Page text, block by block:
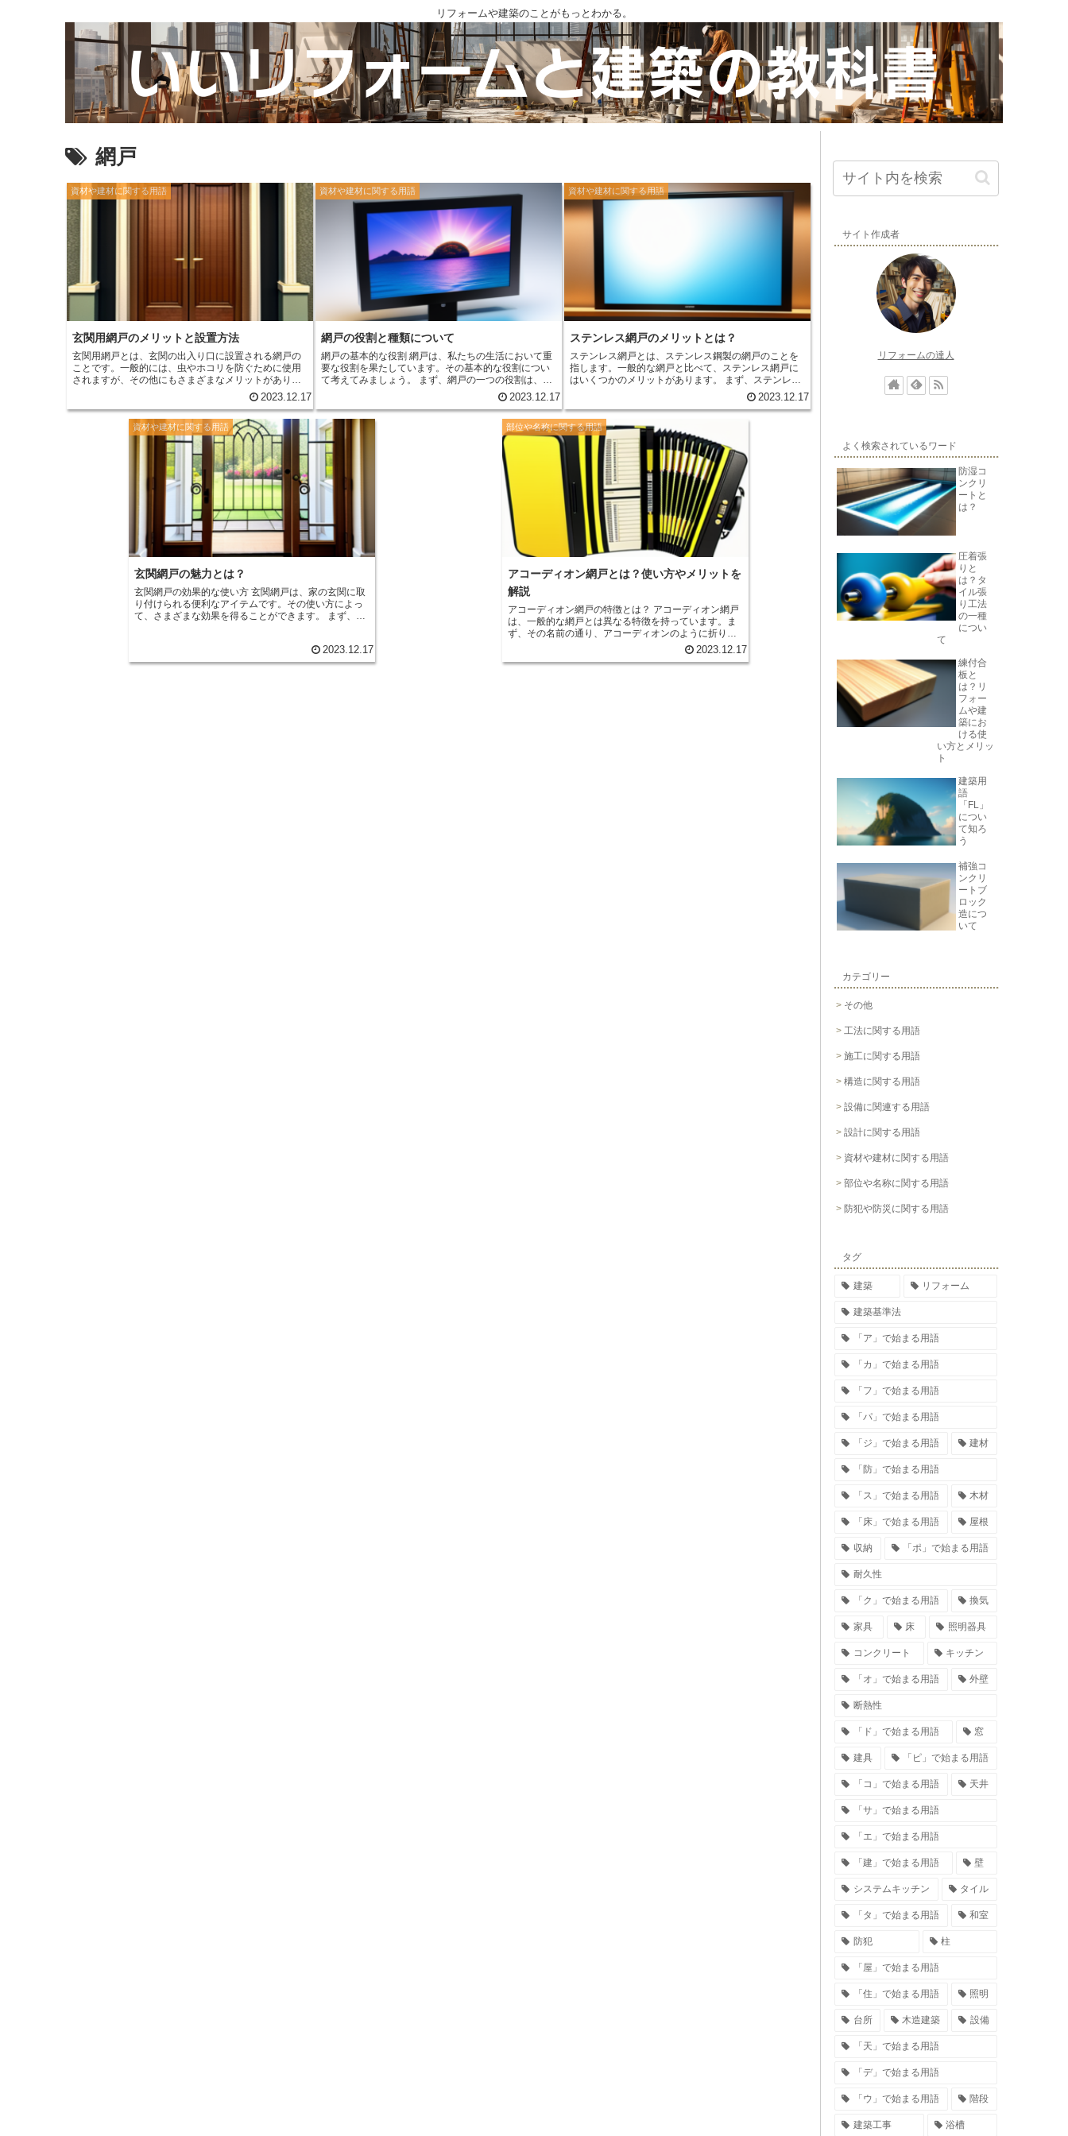
リフォームや建築のことがもっとわかる。
網戸
資材や建材に関する用語
玄関用網戸のメリットと設置方法
玄関用網戸とは、玄関の出入り口に設置される網戸の
ことです。一般的には、虫やホコリを防ぐために使用
されますが、その他にもさまざまなメリットがありま
ます。夏場には涼しい風を取り入れることができ、室
内の換気にも役立ちます。また、冬場には暖房効果を
最大限に引き出すことができます。玄関用網戸を設置
することで、室内の空気が循環し、快適な環境を作る
面でも優れています。ドアを開けたままで外部とのコ
ミュニケーションを取ることができるため、訪問者を
確認することができます。また、防犯対策としても有
効であり、不審者を防ぐことができます。 玄関用網戸
の設置方法は比較的簡単です。まず、網戸の寸法を測
り、必要なサイズにカットします。次に、網戸のフレ
ームを取り付けるための金具を取り付けます。最後
に、網戸をフレームに取り付け、しっかりと固定しま
す。設置が完了したら、開閉のスムーズさや網戸の強
度を確認しましょう。 玄関用網戸は、快適な室内環境
を作り出すだけでなく、セキュリティ面でも優れてい
ます。設置方法も比較的簡単であり、自分で取り付け
ることも可能です。是非、玄関用網戸を導入して、快
適で安全な生活を送ってみてください。
2023.12.17
資材や建材に関する用語
網戸の役割と種類について
網戸の基本的な役割 網戸は、私たちの生活において重
要な役割を果たしています。その基本的な役割につい
て考えてみましょう。 まず、網戸の一つの役割は、虫
や害獣を外部に防ぐことです。夏の季節になると、窓
を開けて風を入れたいと思うことがありますが、同時
に虫が入ってくる可能性もあります。網戸は、風を通
すことができない虫や害獣を外部に防ぐバリアとなり
ます。これによって、快適な風を楽しむことができる
だけでなく、虫による不快な体験を避けることができ
ます。 また、網戸は風通しを良くする役割も果たして
います。窓を開けて風を入れる際に、網戸があること
で風の通り道が確保されます。これによって、室内の
空気が循環し、湿気や臭いを排出することができま
す。特に夏の暑い日には、網戸を通して心地よい風を
取り入れることで、室内の涼しさを保つことができま
す。 さらに、網戸は安全性を高める役割も果たしてい
ます。例えば、小さな子供やペットが窓から外に出て
しまうことを防ぐために、網戸が設置されていること
があります。これによって、窓を開けていても安心し
ありますが、基本的な役割は共通しています。快適な
風を取り入れながら、虫や害獣を外部に防ぎ、安全性
を高めることができるのです。網戸の存在は、私たち
の生活をより快適で安全なものにしてくれます。
2023.12.17
資材や建材に関する用語
ステンレス網戸のメリットとは？
ステンレス網戸とは、ステンレス鋼製の網戸のことを
指します。一般的な網戸と比べて、ステンレス網戸に
はいくつかのメリットがあります。 まず、ステンレス
網戸は非常に耐久性があります。ステンレス鋼は錆び
にくく、長期間使用しても劣化しにくいため、網戸と
しての寿命が長くなります。また、ステンレス網戸は
強度も高く、風や衝撃にも耐えることができます。こ
れにより、長期間安心して使用することができます。
さらに、ステンレス網戸はメンテナンスが簡単です。
一般的な網戸は錆びやすく、定期的なメンテナンスが
必要ですが、ステンレス網戸は錆びにくいため、メン
テナンスの頻度が低くなります。また、汚れも簡単に
落とすことができるため、清潔な状態を保つことがで
きます。 さらに、ステンレス網戸は見た目も美しいで
す。ステンレス鋼は光沢があり、高級感があります。
そのため、ステンレス網戸を取り付けることで、建物
の外観を引き立てることができます。また、ステンレ
ス網戸は透明度も高く、室内の明るさを損なわずに風
通しを確保することができます。 最後に、ステンレス
網戸は防犯性にも優れています。ステンレス鋼は強度
ことができます。また、ステンレス網戸は通気性があ
り、室内の換気を確保することができます。これによ
り、安全性と快適性を両立させることができます。 以
スの簡便さ、美しい外観、防犯性といったメリットが
あります。これらの特徴を活かして、快適で安全な住
2023.12.17
資材や建材に関する用語
玄関網戸の魅力とは？
玄関網戸の効果的な使い方 玄関網戸は、家の玄関に取
り付けられる便利なアイテムです。その使い方によっ
て、さまざまな効果を得ることができます。 まず、玄
ことができます。これにより、室内の空気が循環し、
涼しい風が入ってくるため、エアコンの使用を抑える
2023.12.17
部位や名称に関する用語
アコーディオン網戸とは？使い方やメリットを
解説
アコーディオン網戸の特徴とは？ アコーディオン網戸
は、一般的な網戸とは異なる特徴を持っています。ま
ず、その名前の通り、アコーディオンのように折りた
たむことができる点が特徴的です。これにより、網戸
を使用しない時にはコンパクトに収納することがで
き、スペースを節約することができます。 また、アコ
2023.12.17
サイト作成者
リフォームの達人
よく検索されているワード
防湿コ
ンクリ
ートと
は？
圧着張
りと
は？タ
イル張
り工法
の一種
につい
て
練付合
板と
は？リ
フォー
ムや建
築にお
ける使
い方とメリッ
ト
建築用
語
「FL」
につい
て知ろ
う
補強コ
ンクリ
ートブ
ロック
造につ
いて
カテゴリー
その他
工法に関する用語
施工に関する用語
構造に関する用語
設備に関連する用語
設計に関する用語
資材や建材に関する用語
部位や名称に関する用語
防犯や防災に関する用語
タグ
建築 リフォーム
建築基準法
「ア」で始まる用語
「カ」で始まる用語
「フ」で始まる用語
「パ」で始まる用語
「ジ」で始まる用語 建材
「防」で始まる用語
「ス」で始まる用語 木材
「床」で始まる用語 屋根
収納 「ポ」で始まる用語
耐久性
「ク」で始まる用語 換気
家具 床 照明器具
コンクリート キッチン
「オ」で始まる用語 外壁
断熱性
「ド」で始まる用語 窓
建具 「ピ」で始まる用語
「コ」で始まる用語 天井
「サ」で始まる用語
「エ」で始まる用語
「建」で始まる用語 壁
システムキッチン タイル
「タ」で始まる用語 和室
防犯 柱
「屋」で始まる用語
「住」で始まる用語 照明
台所 木造建築 設備
「天」で始まる用語
「デ」で始まる用語
「ウ」で始まる用語 階段
建築工事 浴槽